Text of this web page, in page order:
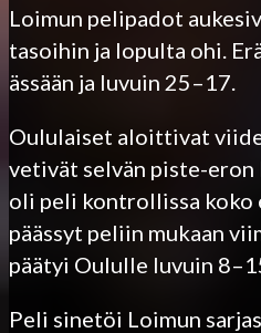
Loimun pelipadot
tasoihin ja lopulta ohi.
ässään ja luvuin 25–17.
Oululaiset aloittivat
vetivät selvän piste-
oli peli kontrollissa koko
päässyt peliin mukaan
päätyi Oululle luvuin
Peli sinetöi Loimun